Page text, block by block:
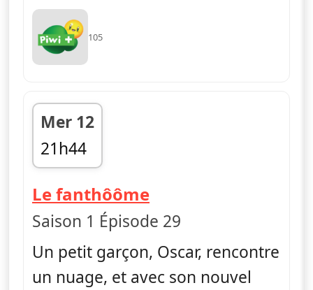
105
Mer 12
21h44
fin 21h56
Le fanthôôme— Ella, Oscar & Hoo
Saison 1 Épisode 29
Un petit garçon, Oscar, rencontre
un nuage, et avec son nouvel